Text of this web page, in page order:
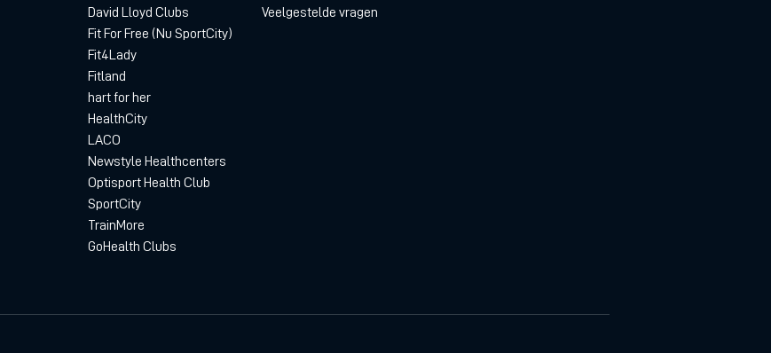
David Lloyd Clubs
Fit For Free (Nu SportCity)
Fit4Lady
Fitland
hart for her
HealthCity
LACO
Newstyle Healthcenters
Optisport Health Club
SportCity
TrainMore
GoHealth Clubs
Veelgestelde vragen